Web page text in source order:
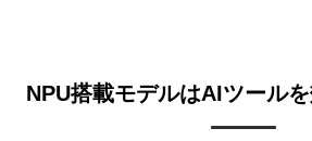
NPU搭載モデルはAIツール